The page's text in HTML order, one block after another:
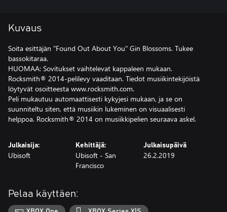
Kuvaus
Soita esittäjän "Found Out About You" Gin Blossoms. Tukee
bassokitaraa.
HUOMAA: Sovitukset vaihtelevat kappaleen mukaan.
Rocksmith® 2014-pelilevy vaaditaan. Tiedot musiikintekijöistä
löytyvät osoitteesta www.rocksmith.com.
Peli mukautuu automaattisesti kykyjesi mukaan, ja se on
suunniteltu siten, että musiikin lukeminen on visuaalisesti
helppoa. Rocksmith® 2014 on musiikkipelien seuraava askel.
Julkaisija:
Ubisoft
Kehittäjä:
Ubisoft - San
Francisco
Julkaisupäivä
26.2.2019
Pelaa käyttäen: